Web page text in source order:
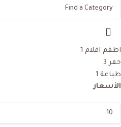
اطقم اقلام 1
حفر 3
طباعة 1
الأسعار